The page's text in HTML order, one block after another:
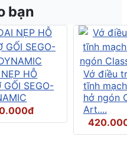
bạn
HỖ
GỐI SEGO-
Vớ điều
tĩnh
hở ngón
Art....